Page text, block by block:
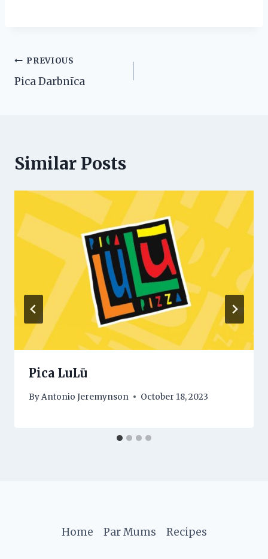
Post
navigation
PREVIOUS
Pica Darbnīca
Similar Posts
Pica LuLū
ByAntonio Jeremynson October 18, 2023
Home Par Mums Recipes